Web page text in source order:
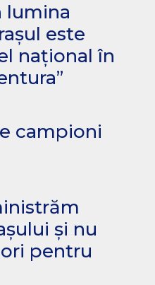
lumina
este
național în
campioni
și nu
pentru